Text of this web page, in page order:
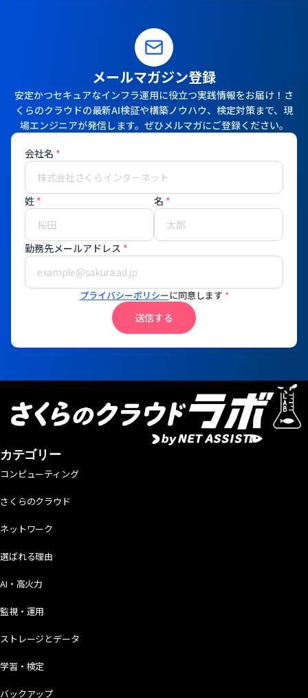
メールマガジン登録
安定かつセキュアなインフラ運用に役立つ実践情報をお届け！さ
くらのクラウドの最新AI検証や構築ノウハウ、検定対策まで、現
場エンジニアが発信します。ぜひメルマガにご登録ください。
会社名 *
姓 * 名 *
勤務先メールアドレス *
プライバシーポリシーに同意します *
送信する
カテゴリー
コンピューティング
さくらのクラウド
ネットワーク
選ばれる理由
AI・高火力
監視・運用
ストレージとデータ
学習・検定
バックアップ